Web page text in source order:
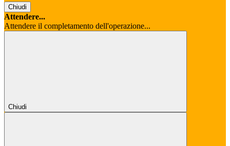
Chiudi
Attendere...
Attendere il completamento dell'operazione...
Chiudi